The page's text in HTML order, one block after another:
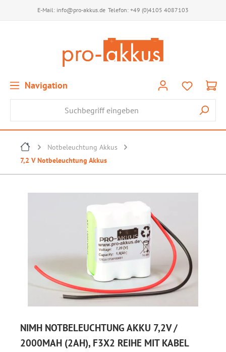
E-Mail: info@pro-akkus.de Telefon: +49 (0)4105 4087103
Navigation
Notbeleuchtung Akkus
7,2 V Notbeleuchtung Akkus
NIMH NOTBELEUCHTUNG AKKU 7,2V /
2000MAH (2AH), F3X2 REIHE MIT KABEL